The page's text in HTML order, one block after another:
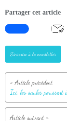
Partager cet article
S'inscrire à la newsletter